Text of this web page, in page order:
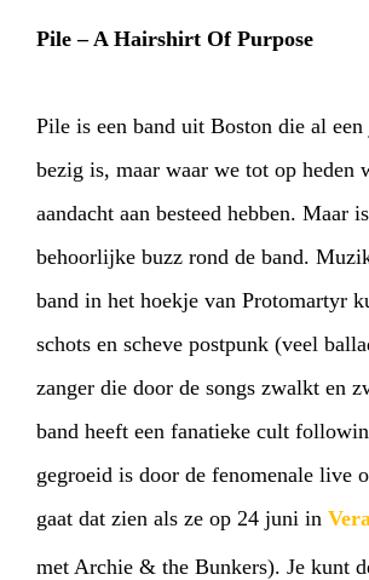
Pile – A Hairshirt Of Purpose
Pile is een band uit Boston die al
bezig is, maar waar we tot op heden
aandacht aan besteed hebben. Maar
behoorlijke buzz rond de band.
band in het hoekje van Protomartyr
schots en scheve postpunk (veel
zanger die door de songs zwalkt en
band heeft een fanatieke cult
gegroeid is door de fenomenale live
gaat dat zien als ze op 24 juni in
met Archie & the Bunkers). Je kunt